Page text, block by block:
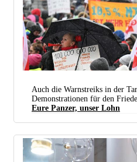
Bei Redaktionsschluss dieser Ausgabe von UZ
Gewerkschaft Erziehung und Wissenschaft beim
Oberverwaltungsgericht in Berlin. (Foto: picture
Auch die Warnstreiks in der
Demonstrationen für den
Eure Panzer, unser Lohn